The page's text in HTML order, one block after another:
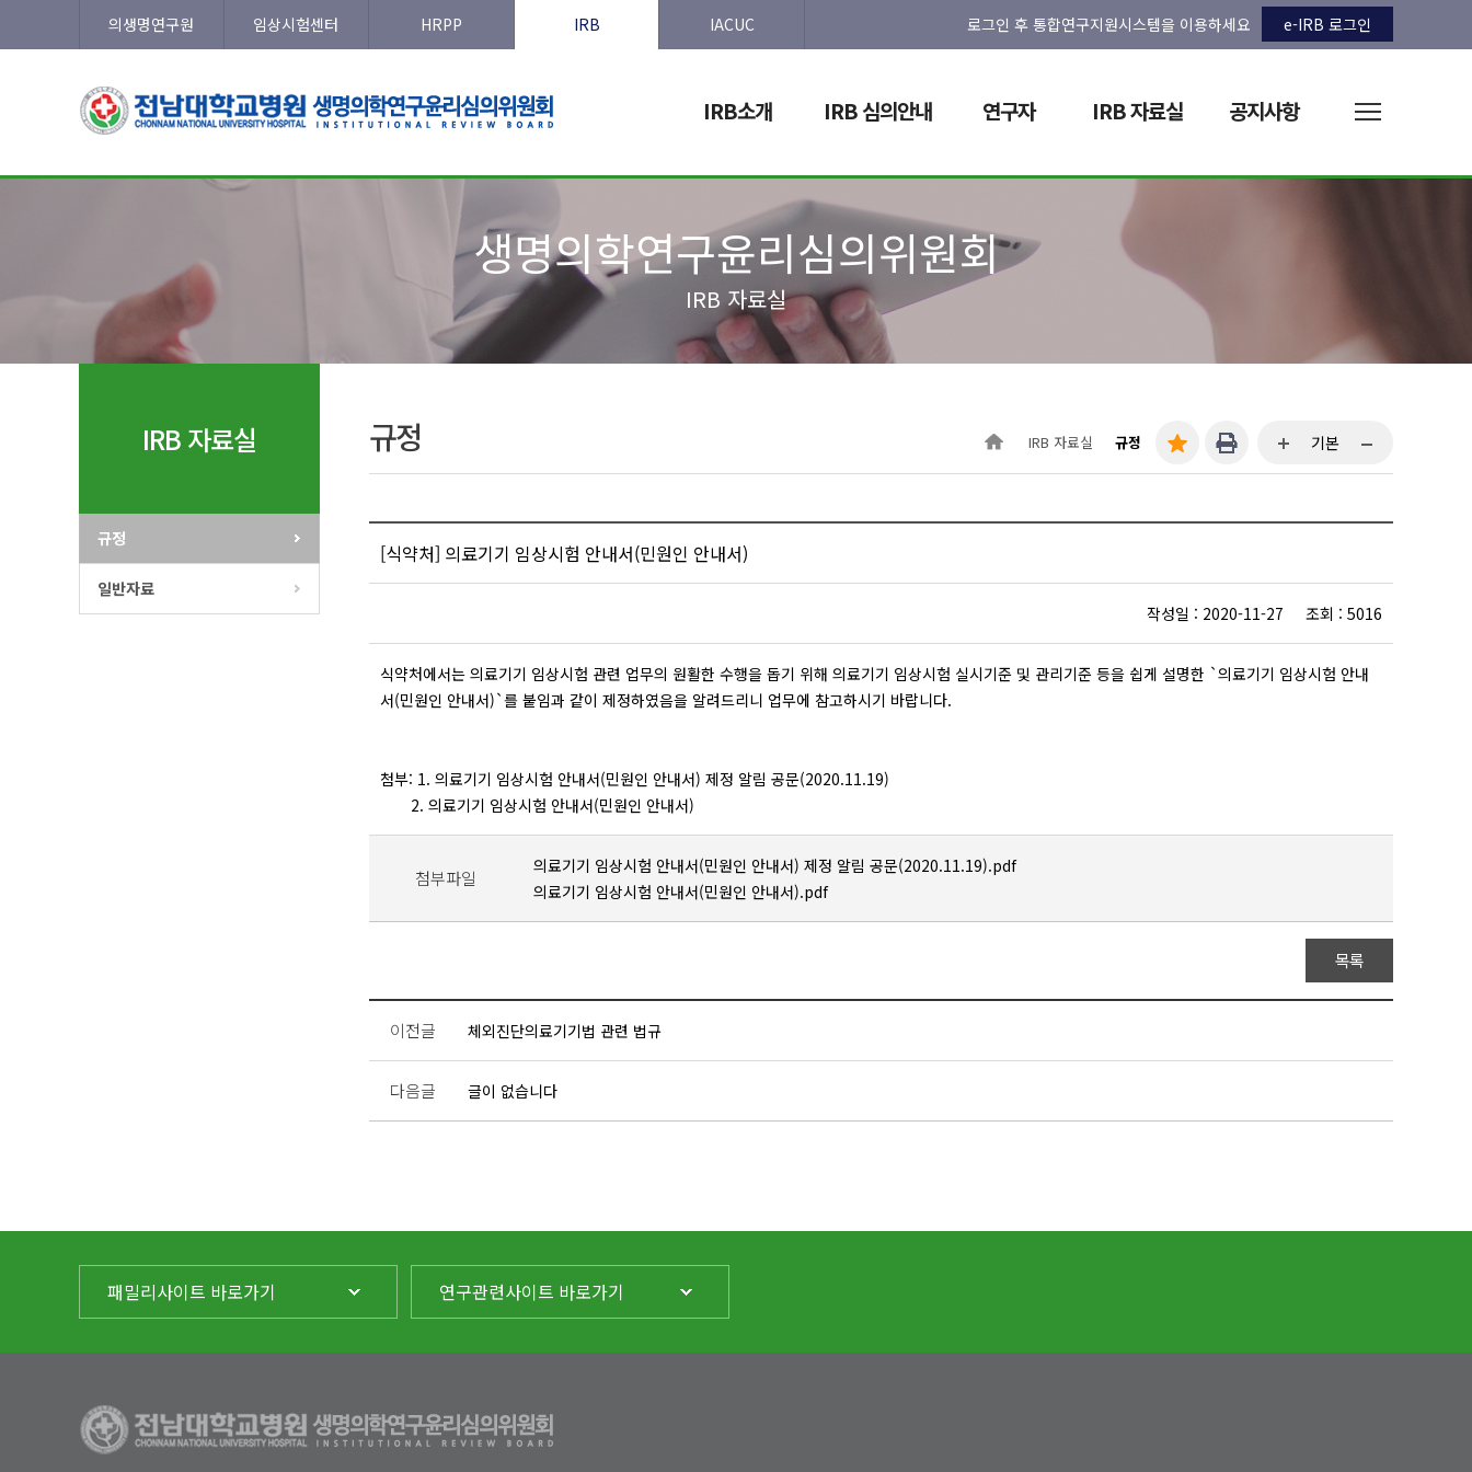
의생명연구원 임상시험센터 HRPP IRB IACUC 로그인 후 통합연구지원시스템을 이용하세요 e-IRB 로그인
IRB소개 IRB 심의안내 연구자 IRB 자료실 공지사항
생명의학연구윤리심의위원회
IRB 자료실
IRB 자료실
규정
일반자료
규정 IRB 자료실 규정 기본
[식약처] 의료기기 임상시험 안내서(민원인 안내서)
작성일 : 2020-11-27 조회 : 5016
식약처에서는 의료기기 임상시험 관련 업무의 원활한 수행을 돕기 위해 의료기기 임상시험 실시기준 및 관리기준 등을 쉽게 설명한 `의료기기 임상시험 안내
서(민원인 안내서)`를 붙임과 같이 제정하였음을 알려드리니 업무에 참고하시기 바랍니다.
첨부: 1. 의료기기 임상시험 안내서(민원인 안내서) 제정 알림 공문(2020.11.19)
2. 의료기기 임상시험 안내서(민원인 안내서)
첨부파일
의료기기 임상시험 안내서(민원인 안내서) 제정 알림 공문(2020.11.19).pdf
의료기기 임상시험 안내서(민원인 안내서).pdf
목록
이전글 체외진단의료기기법 관련 법규
다음글 글이 없습니다
패밀리사이트 바로가기 연구관련사이트 바로가기